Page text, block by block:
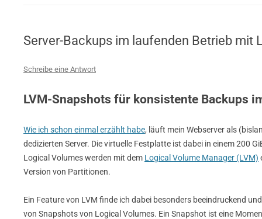
BLOCKS 2001
ROLLMORAD — GUHASE 2010
Server-Backups im laufenden Betrieb mit
Schreibe eine Antwort
LVM-Snapshots für konsistente Backups
Wie ich schon einmal erzählt habe, läuft mein Webserver als
dedizierten Server. Die virtuelle Festplatte ist dabei in einem 200
Logical Volumes werden mit dem Logical Volume Manager (LVM)
Version von Partitionen.
Ein Feature von LVM finde ich dabei besonders beeindruckend
von Snapshots von Logical Volumes. Ein Snapshot ist eine